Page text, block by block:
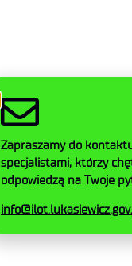
Zapraszamy do
specjalistami, którzy
odpowiedzą na Twoje